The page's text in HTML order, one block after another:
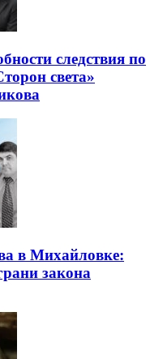
следствия по
света»
в Михайловке:
закона